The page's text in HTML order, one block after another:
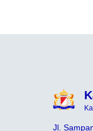
Jl.